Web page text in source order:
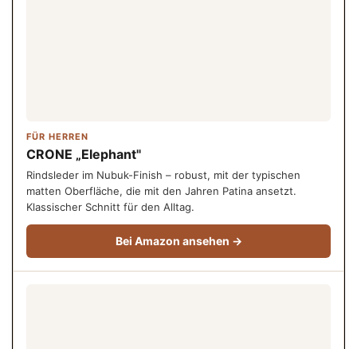
FÜR HERREN
CRONE „Elephant"
Rindsleder im Nubuk-Finish – robust, mit der typischen
matten Oberfläche, die mit den Jahren Patina ansetzt.
Klassischer Schnitt für den Alltag.
Bei Amazon ansehen →